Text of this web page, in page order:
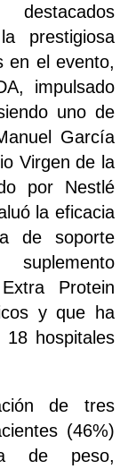
prestigiosa
en el evento,
impulsado
uno de
García
Virgen de la
por Nestlé
la eficacia
de soporte
Protein
y que ha
hospitales
de tres
(46%)
de peso,